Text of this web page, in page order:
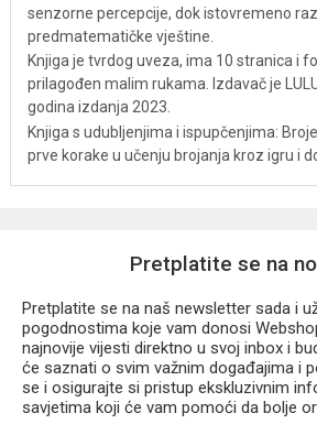
senzorne percepcije, dok istovremeno
predmatematičke vještine.
Knjiga je tvrdog uveza, ima 10 stranica i
prilagođen malim rukama. Izdavač je
godina izdanja 2023.
Knjiga s udubljenjima i ispupčenjima:
prve korake u učenju brojanja kroz igru i
Pretplatite se na
Pretplatite se na naš newsletter sada i
pogodnostima koje vam donosi
najnovije vijesti direktno u svoj inbox i
će saznati o svim važnim događajima i
se i osigurajte si pristup ekskluzivnim
savjetima koji će vam pomoći da bolje